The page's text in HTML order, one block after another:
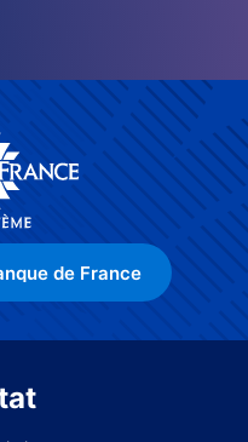
de France